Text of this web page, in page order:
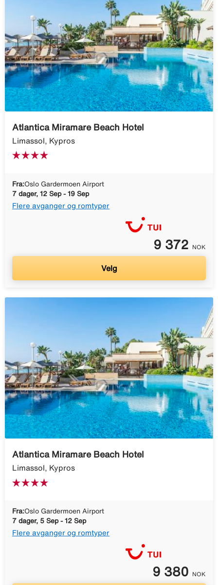
Atlantica Miramare Beach Hotel
Limassol, Kypros
Fra:Oslo Gardermoen Airport
7 dager, 12 Sep - 19 Sep
Flere avganger og romtyper
9 372 NOK
Velg
Atlantica Miramare Beach Hotel
Limassol, Kypros
Fra:Oslo Gardermoen Airport
7 dager, 5 Sep - 12 Sep
Flere avganger og romtyper
9 380 NOK